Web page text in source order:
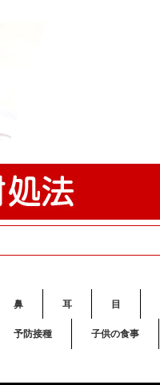
鼻 耳 目
予防接種 子供の食事